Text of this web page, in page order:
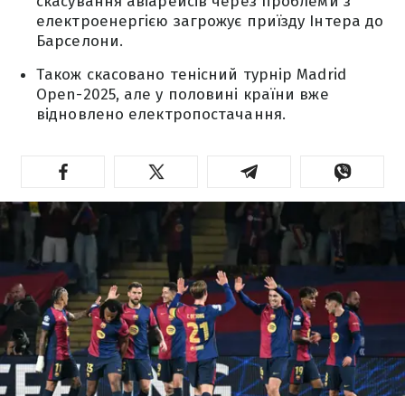
електроенергією загрожує приїзду Інтера до
Барселони.
Також скасовано тенісний турнір Madrid
Open-2025, але у половині країни вже
відновлено електропостачання.